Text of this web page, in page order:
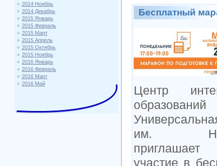
2014 Ноябрь
2014 Декабрь
2015 Январь
2015 Февраль
2015 Март
2015 Апрель
2015 Октябрь
2015 Ноябрь
2016 Январь
2016 Февраль
2016 Март
2016 Май
Бесплатный
Центр
им.
участие в